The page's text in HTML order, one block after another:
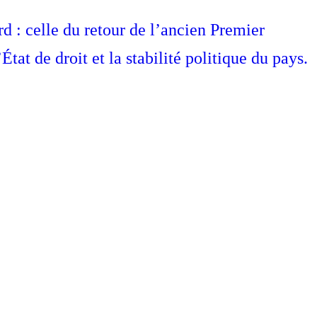
: celle du retour de l’ancien Premier
de droit et la stabilité politique du pays.